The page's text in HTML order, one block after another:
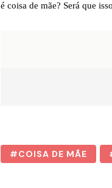
é coisa de mãe? Será que
COISA DE MÃE